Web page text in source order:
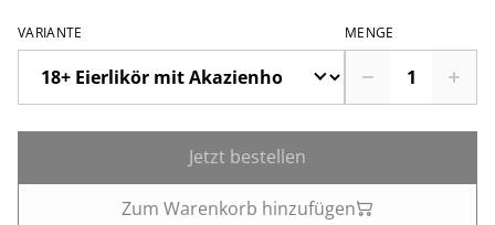
VARIANTE MENGE
Jetzt bestellen
Zum Warenkorb hinzufügen